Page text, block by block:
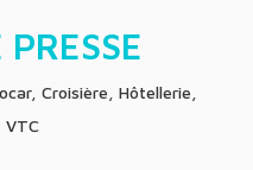
Croisière, Hôtellerie,
VTC